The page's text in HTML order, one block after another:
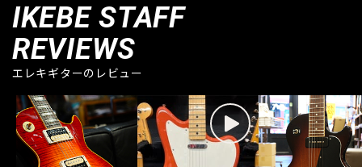
IKEBE STAFF
REVIEWS
エレキギターのレビュー